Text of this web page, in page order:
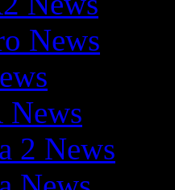
News
News
2 News